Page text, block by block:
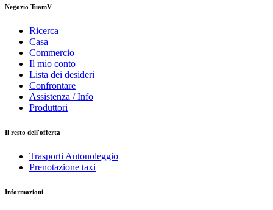
Negozio TuamV
Ricerca
Casa
Commercio
Il mio conto
Lista dei desideri
Confrontare
Assistenza / Info
Produttori
Il resto dell'offerta
Trasporti Autonoleggio
Prenotazione taxi
Informazioni